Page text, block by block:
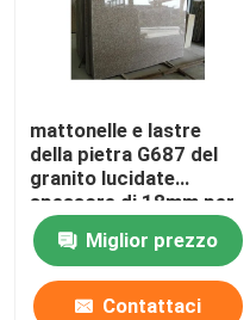
mattonelle e lastre
della pietra G687 del
granito lucidate
spessore di 18mm per
la decorazione
Miglior prezzo
Contattaci